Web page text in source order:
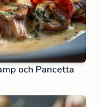
och Pancetta